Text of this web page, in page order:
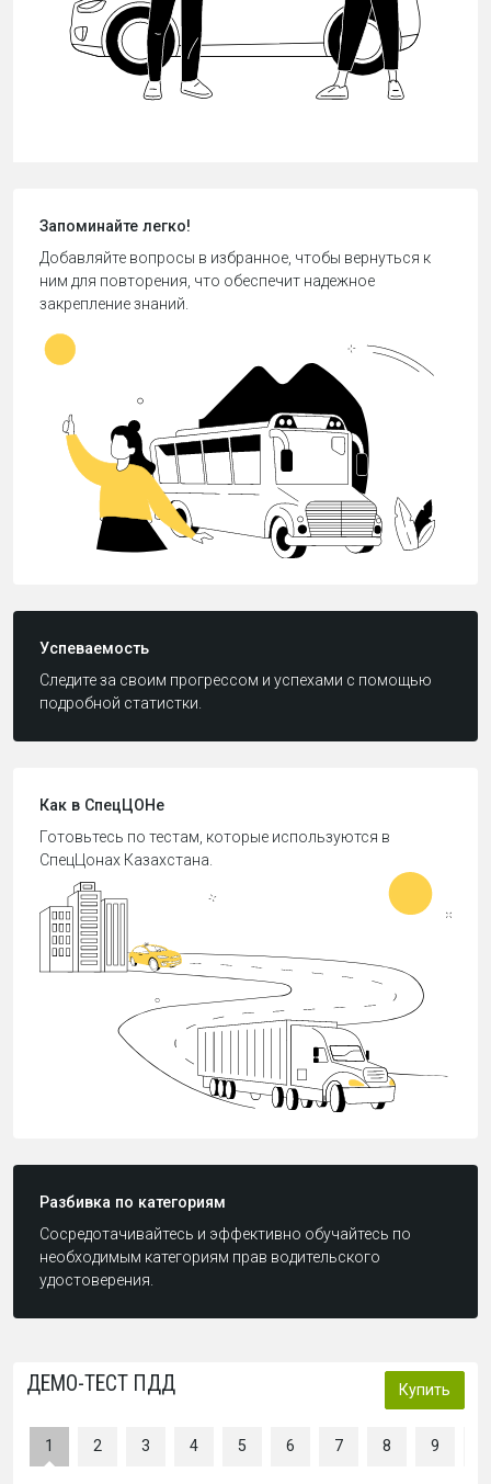
Запоминайте легко!
Добавляйте вопросы в избранное, чтобы вернуться к
ним для повторения, что обеспечит надежное
закрепление знаний.
Успеваемость
Следите за своим прогрессом и успехами с помощью
подробной статистки.
Как в СпецЦОНе
Готовьтесь по тестам, которые используются в
СпецЦонах Казахстана.
Разбивка по категориям
Сосредотачивайтесь и эффективно обучайтесь по
необходимым категориям прав водительского
удостоверения.
ДЕМО-ТЕСТ ПДД Купить
1 2 3 4 5 6 7 8 9